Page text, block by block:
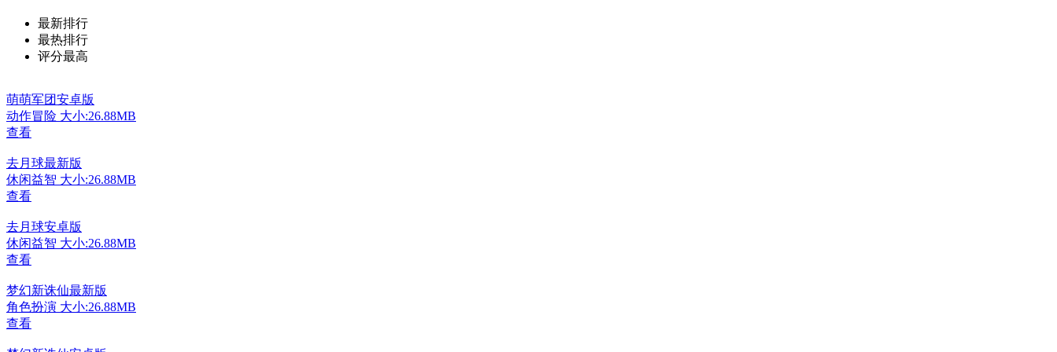
最新排行
最热排行
评分最高
萌萌军团安卓版
动作冒险 大小:26.88MB
查看
去月球最新版
休闲益智 大小:26.88MB
查看
去月球安卓版
休闲益智 大小:26.88MB
查看
梦幻新诛仙最新版
角色扮演 大小:26.88MB
查看